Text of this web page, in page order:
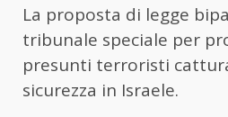
La proposta di legge
tribunale speciale per
presunti terroristi
sicurezza in Israele.